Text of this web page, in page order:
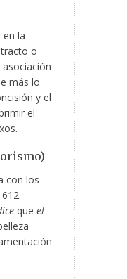
en la
o
más lo
y el
el
con los
que el